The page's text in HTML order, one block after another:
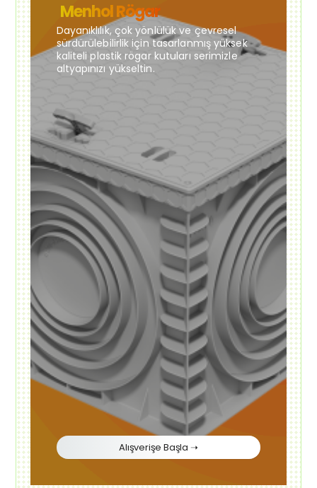
Menhol Rögar
Dayanıklılık, çok yönlülük ve çevresel
sürdürülebilirlik için tasarlanmış yüksek
kaliteli plastik rögar kutuları serimizle
altyapınızı yükseltin.
Alışverişe Başla ➝